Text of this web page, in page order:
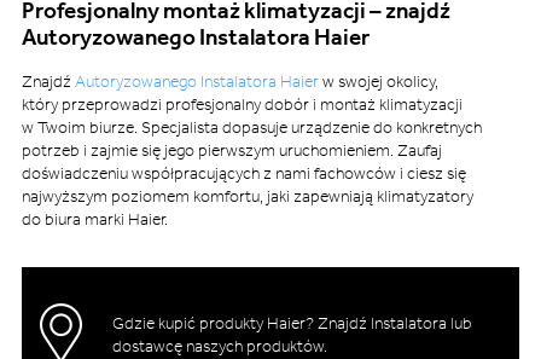
Profesjonalny montaż klimatyzacji – znajdź
Autoryzowanego Instalatora Haier
Znajdź Autoryzowanego Instalatora Haierw swojej okolicy,
który przeprowadzi profesjonalny dobór i montaż klimatyzacji
w Twoim biurze. Specjalista dopasuje urządzenie do konkretnych
potrzeb i zajmie się jego pierwszym uruchomieniem. Zaufaj
doświadczeniu współpracujących z nami fachowców i ciesz się
najwyższym poziomem komfortu, jaki zapewniają klimatyzatory
do biura marki Haier.
Gdzie kupić produkty Haier? Znajdź Instalatora lub
dostawcę naszych produktów.